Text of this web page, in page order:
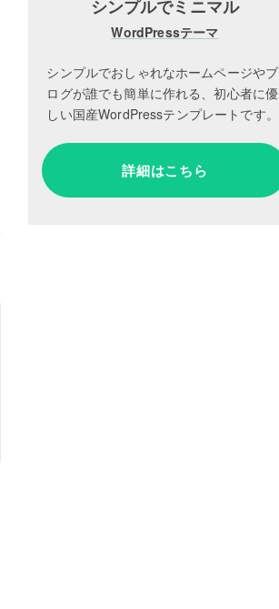
シンプルでミニマル
WordPressテーマ
シンプルでおしゃれなホームページやブ
ログが誰でも簡単に作れる、初心者に優
しい国産WordPressテンプレートです。
詳細はこちら